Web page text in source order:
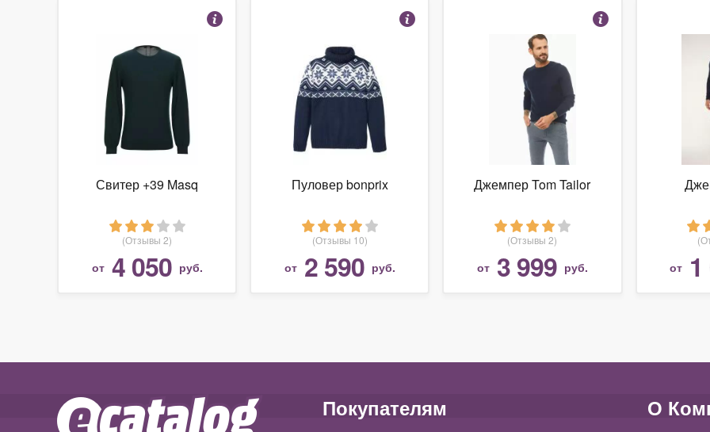
Свитер +39 Masq
(Отзывы 2)
от 4 050 руб.
Пуловер bonprix
(Отзывы 10)
от 2 590 руб.
Джемпер Tom Tailor
(Отзывы 2)
от 3 999 руб. от
Покупателям О